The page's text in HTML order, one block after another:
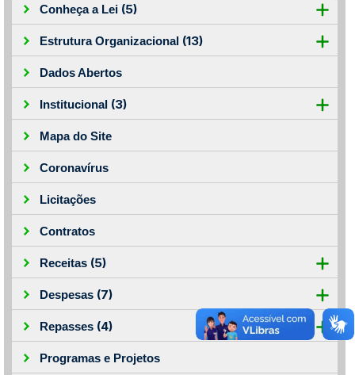
Conheça a Lei (5)
Estrutura Organizacional (13)
Dados Abertos
Institucional (3)
Mapa do Site
Coronavírus
Licitações
Contratos
Receitas (5)
Despesas (7)
Repasses (4)
Programas e Projetos